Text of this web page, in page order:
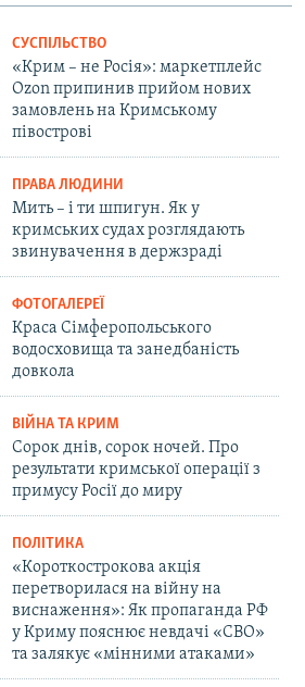
СУСПІЛЬСТВО
«Крим – не Росія»: маркетплейс
Ozon припинив прийом нових
замовлень на Кримському
півострові
ПРАВА ЛЮДИНИ
Мить – і ти шпигун. Як у
кримських судах розглядають
звинувачення в держзраді
ФОТОГАЛЕРЕЇ
Краса Сімферопольського
водосховища та занедбаність
довкола
ВІЙНА ТА КРИМ
Сорок днів, сорок ночей. Про
результати кримської операції з
примусу Росії до миру
ПОЛІТИКА
«Короткострокова акція
перетворилася на війну на
виснаження»: Як пропаганда РФ
у Криму пояснює невдачі «СВО»
та залякує «мінними атаками»